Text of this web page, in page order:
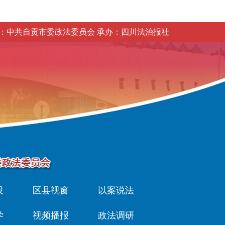
中共自贡市委政法委员会 承办：四川法治报社
区县视窗 以案说法
视频播报 政法调研